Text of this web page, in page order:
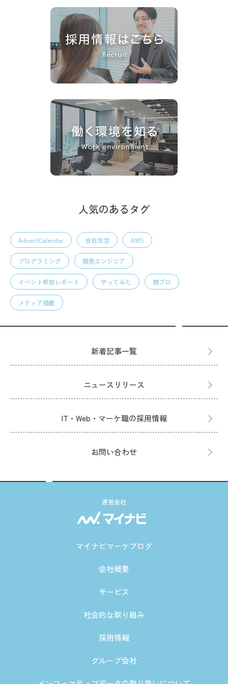
人気のあるタグ
AdventCalendar 会社生活 AWS
プログラミング 開発エンジニア
イベント参加レポート やってみた 競プロ
メディア掲載
新着記事一覧
ニュースリリース
IT・Web・マーケ職の採用情報
お問い合わせ
運営会社
マイナビマーケブログ
会社概要
サービス
社会的な取り組み
採用情報
グループ会社